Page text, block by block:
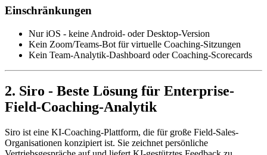
Einschränkungen
Nur iOS - keine Android- oder Desktop-Version
Kein Zoom/Teams-Bot für virtuelle Coaching-Sitzungen
Kein Team-Analytik-Dashboard oder Coaching-Scorecards
2. Siro - Beste Lösung für Enterprise-
Field-Coaching-Analytik
Siro ist eine KI-Coaching-Plattform, die für große Field-Sales-
Organisationen konzipiert ist. Sie zeichnet persönliche